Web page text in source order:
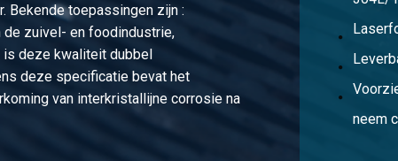
Bekende toepassingen zijn :
de zuivel- en foodindustrie,
is deze kwaliteit dubbel
deze specificatie bevat het
van interkristallijne corrosie na
neem